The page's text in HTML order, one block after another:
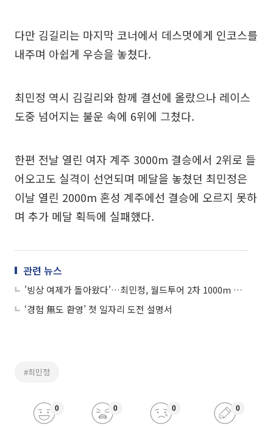
다만 김길리는 마지막 코너에서 데스멋에게 인코스를
내주며 아쉽게 우승을 놓쳤다.
최민정 역시 김길리와 함께 결선에 올랐으나 레이스
도중 넘어지는 불운 속에 6위에 그쳤다.
한편 전날 열린 여자 계주 3000m 결승에서 2위로 들
어오고도 실격이 선언되며 메달을 놓쳤던 최민정은
이날 열린 2000m 혼성 계주에선 결승에 오르지 못하
며 추가 메달 획득에 실패했다.
관련 뉴스
'빙상 여제가 돌아왔다'…최민정, 월드투어 2차 1000m 결승서 금메달
‘경험 無도 환영’ 첫 일자리 도전 설명서
#최민정
0 0 0 0